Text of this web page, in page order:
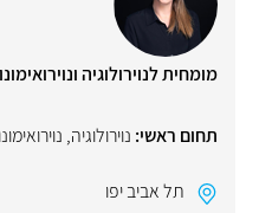
מומחית לנוירולוגיה
תחום ראשי: נוירולוגיה,
תל אביב יפו